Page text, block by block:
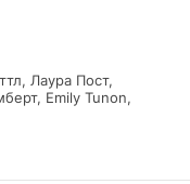
Лаура Пост,
Emily Tunon,